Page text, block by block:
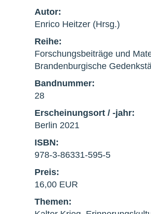
Autor:
Enrico Heitzer (Hrsg.)
Reihe:
Forschungsbeiträge und
Brandenburgische
Bandnummer:
28
Erscheinungsort / -jahr:
Berlin 2021
ISBN:
978-3-86331-595-5
Preis:
16,00 EUR
Themen: